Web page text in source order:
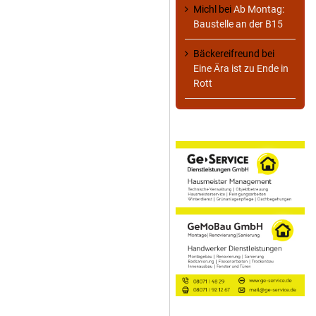
Michl beiAb Montag:
Baustelle an der B15
Bäckereifreund bei
Eine Ära ist zu Ende in
Rott